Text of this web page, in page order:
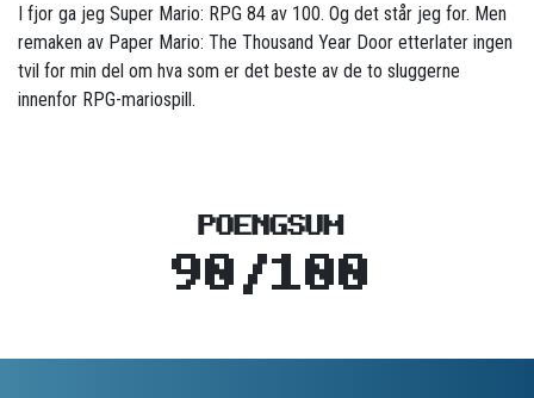
I fjor ga jeg Super Mario: RPG 84 av 100. Og det står jeg for. Men
remaken av Paper Mario: The Thousand Year Door etterlater ingen
tvil for min del om hva som er det beste av de to sluggerne
innenfor RPG-mariospill.
POENGSUM
90/100